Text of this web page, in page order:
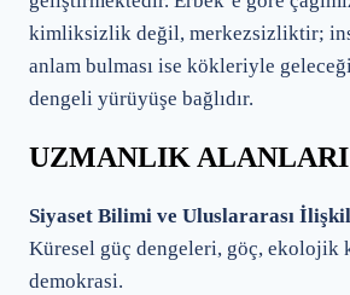
kimliksizlik değil, merkezsizliktir;
anlam bulması ise kökleriyle
dengeli yürüyüşe bağlıdır.
UZMANLIK ALANLARI
Siyaset Bilimi ve Uluslararası
Küresel güç dengeleri, göç, ekolojik
demokrasi.